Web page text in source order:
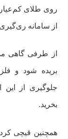
روی طلای کم‌عیار
از سامانه
از طرفی گاهی
بریده شود و
جلوگیری از این
بخرید.
همچنین قیچی